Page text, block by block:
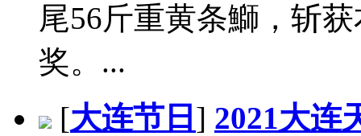
尾56斤重黄条鰤，斩
奖。...
[大连节日 ] 2021大连